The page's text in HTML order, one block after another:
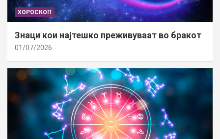
ХОРОСКОП
Знаци кои најтешко преживуваат во бракот
01/07/2026